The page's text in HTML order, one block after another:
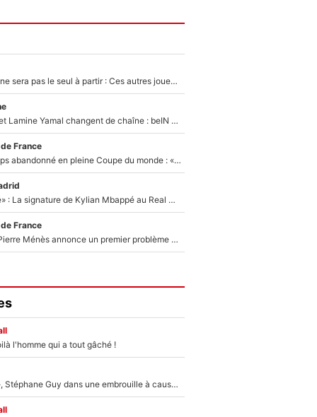
Thomas Ramos ne sera pas le seul à partir : Ces autres joueurs du XV de France pourraient aussi quitter le Stade Toulousain, un club de Top 14 est déjà sur les rangs
Kylian Mbappé et Lamine Yamal changent de chaîne : beIN SPORTS ne digère pas cette décision historique et prédit un fiasco pour la Liga
France
Didier Deschamps abandonné en pleine Coupe du monde : «La FFF était déjà passée à Zinedine Zidane»
«C'est une fierté» : La signature de Kylian Mbappé au Real Madrid continue de régaler l'Espagne
France
Michael Olise : Pierre Ménès annonce un premier problème pour Zinedine Zidane en équipe de France
l'homme qui a tout gâché !
«Détester à vie», Stéphane Guy dans une embrouille à cause du PSG !